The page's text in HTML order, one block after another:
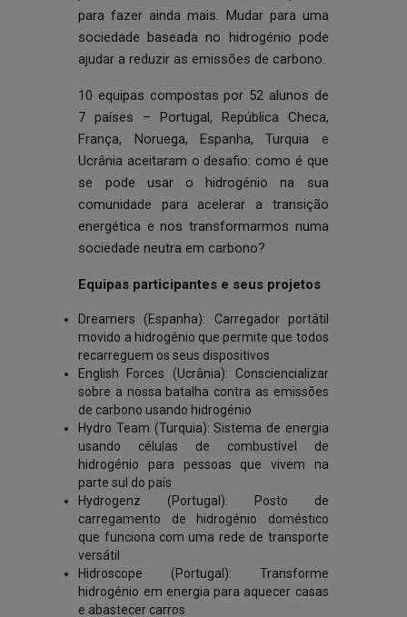
para fazer ainda mais. Mudar para uma
sociedade baseada no hidrogénio pode
ajudar a reduzir as emissões de carbono.
10 equipas compostas por 52 alunos de
7 países – Portugal, República Checa,
França, Noruega, Espanha, Turquia e
Ucrânia aceitaram o desafio: como é que
se pode usar o hidrogénio na sua
comunidade para acelerar a transição
energética e nos transformarmos numa
sociedade neutra em carbono?
Equipas participantes e seus projetos
Dreamers (Espanha): Carregador portátil
movido a hidrogénio que permite que todos
recarreguem os seus dispositivos
English Forces (Ucrânia): Consciencializar
sobre a nossa batalha contra as emissões
de carbono usando hidrogénio
Hydro Team (Turquia): Sistema de energia
usando células de combustível de
hidrogénio para pessoas que vivem na
parte sul do país
Hydrogenz (Portugal): Posto de
carregamento de hidrogénio doméstico
que funciona com uma rede de transporte
versátil
Hidroscope (Portugal): Transforme
hidrogénio em energia para aquecer casas
e abastecer carros